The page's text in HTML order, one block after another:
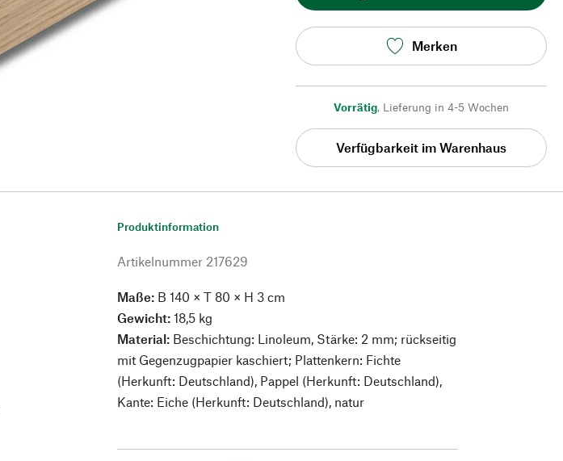
Merken
Vorrätig, Lieferung in 4-5 Wochen
Verfügbarkeit im Warenhaus
Produktinformation
Artikelnummer 217629
Maße: B 140 × T 80 × H 3 cm
Gewicht: 18,5 kg
Material: Beschichtung: Linoleum, Stärke: 2 mm; rückseitig
mit Gegenzugpapier kaschiert; Plattenkern: Fichte
(Herkunft: Deutschland), Pappel (Herkunft: Deutschland),
Kante: Eiche (Herkunft: Deutschland), natur